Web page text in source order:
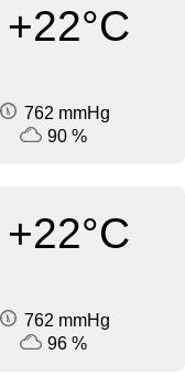
+22°C
762 mmHg
90 %
+22°C
762 mmHg
96 %